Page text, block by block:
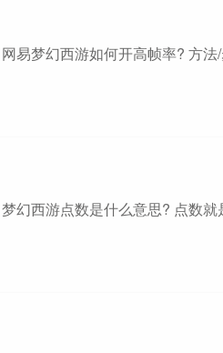
易梦幻西游如何开高帧率? 方法
幻西游点数是什么意思? 点数